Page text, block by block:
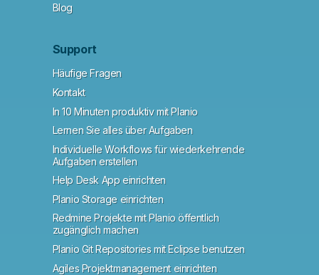
Blog
Support
Häufige Fragen
Kontakt
In 10 Minuten produktiv mit Planio
Lernen Sie alles über Aufgaben
Individuelle Workflows für wiederkehrende
Aufgaben erstellen
Help Desk App einrichten
Planio Storage einrichten
Redmine Projekte mit Planio öffentlich
zugänglich machen
Planio Git Repositories mit Eclipse benutzen
Agiles Projektmanagement einrichten